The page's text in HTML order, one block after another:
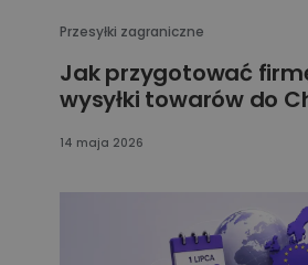
Przesyłki zagraniczne
Jak przygotować
wysyłki towarów do
14 maja 2026